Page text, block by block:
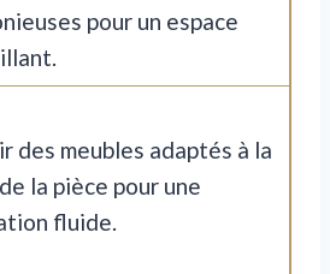
pour un espace
des meubles adaptés à la
la pièce pour une
fluide.